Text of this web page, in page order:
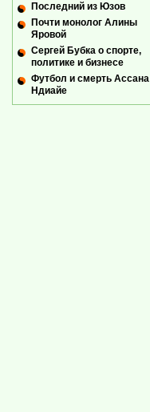
Последний из Юзов
Почти монолог Алины
Яровой
Сергей Бубка о спорте,
политике и бизнесе
Футбол и смерть Ассана
Ндиайе